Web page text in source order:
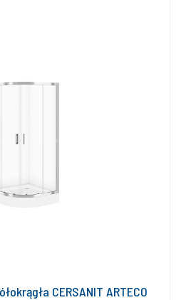
CERSANIT ARTECO